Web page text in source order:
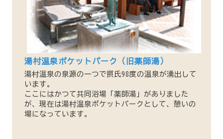
湯村温泉ポケットパーク（旧薬師湯）
湯村温泉の泉源の一つで摂氏98度の温泉が湧出して
います。
ここにはかつて共同浴場「薬師湯」がありました
が、現在は湯村温泉ポケットパークとして、憩いの
場になっています。